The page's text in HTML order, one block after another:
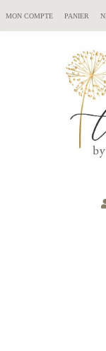
MON COMPTE PANIER